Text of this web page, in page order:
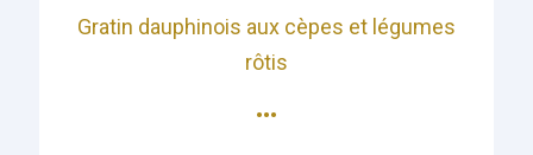
Gratin dauphinois aux cèpes et légumes
rôtis​
•••​